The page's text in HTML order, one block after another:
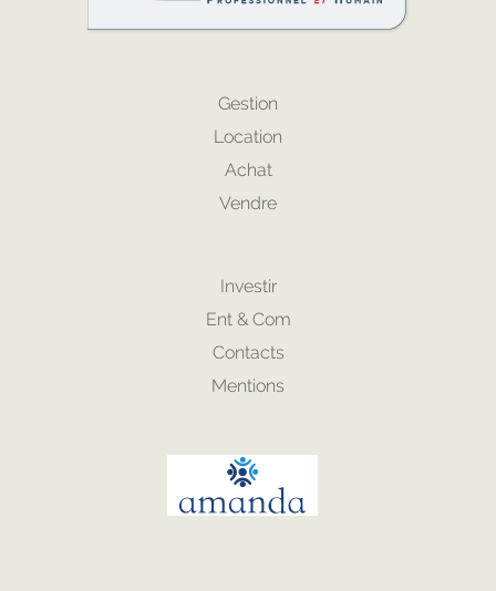
Gestion
Location
Achat
Vendre
Investir
Ent & Com
Contacts
Mentions